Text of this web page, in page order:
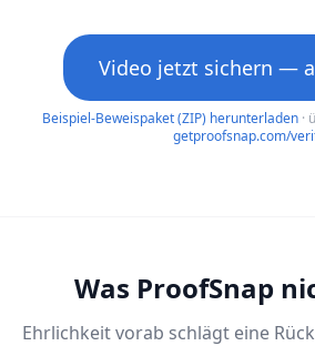
Video jetzt sichern —
Beispiel-Beweispaket (ZIP) herunterladen ·
getproofsnap.com/
Was ProofSnap
Ehrlichkeit vorab schlägt eine